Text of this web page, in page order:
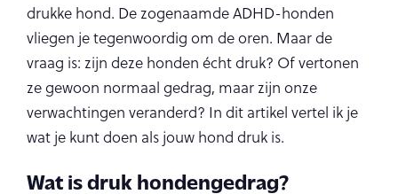
drukke hond. De zogenaamde ADHD-honden
vliegen je tegenwoordig om de oren. Maar de
vraag is: zijn deze honden écht druk? Of vertonen
ze gewoon normaal gedrag, maar zijn onze
verwachtingen veranderd? In dit artikel vertel ik je
wat je kunt doen als jouw hond druk is.
Wat is druk hondengedrag?